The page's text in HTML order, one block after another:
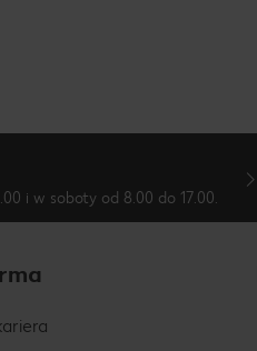
i w soboty od 8.00 do 17.00.